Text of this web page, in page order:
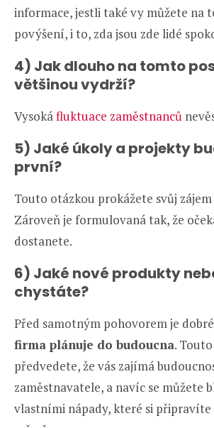
informace, jestli také vy můžete na
povýšení, i to, zda jsou zde lidé
4) Jak dlouho na tomto
většinou vydrží?
Vysokáfluktuace zaměstnanců
5) Jaké úkoly a projekty
první?
Touto otázkou prokážete svůj zájem
Zároveň je formulovaná tak, že
dostanete.
6) Jaké nové produkty
chystáte?
Před samotným pohovorem je
firma plánuje do budoucna.
předvedete, že vás zajímá
zaměstnavatele, a navíc se můžete
vlastními nápady, které si připravíte